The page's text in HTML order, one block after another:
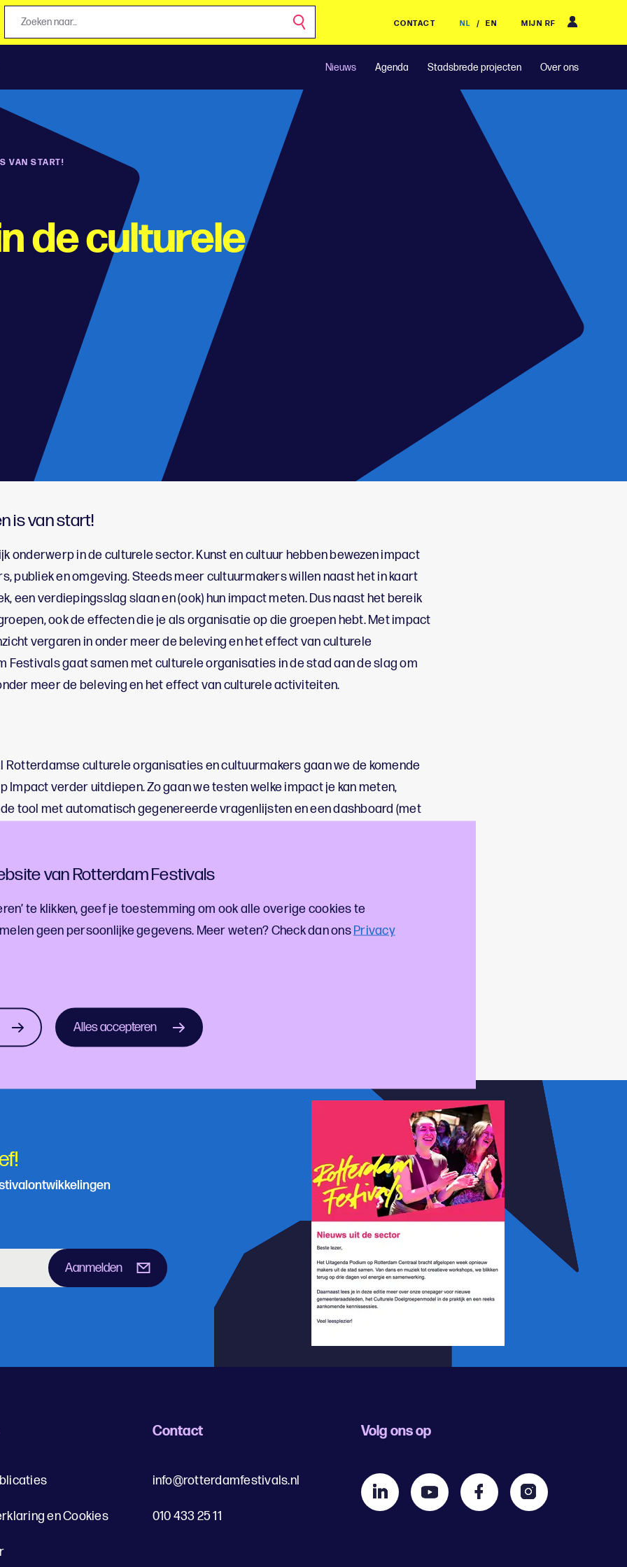
van Rotterdam Festivals
te klikken, geef je toestemming om ook alle overige cookies te
geen persoonlijke gegevens. Meer weten? Check dan onsPrivacy
Alles accepteren
CONTACT NL / EN MIJN RF
Nieuws Agenda Stadsbrede projecten Over ons
VAN START!
de culturele
is van start!
onderwerp in de culturele sector. Kunst en cultuur hebben bewezen impact
publiek en omgeving. Steeds meer cultuurmakers willen naast het in kaart
een verdiepingsslag slaan en (ook) hun impact meten. Dus naast het bereik
ook de effecten die je als organisatie op die groepen hebt. Met impact
vergaren in onder meer de beleving en het effect van culturele
Festivals gaat samen met culturele organisaties in de stad aan de slag om
meer de beleving en het effect van culturele activiteiten.
Rotterdamse culturele organisaties en cultuurmakers gaan we de komende
Impact verder uitdiepen. Zo gaan we testen welke impact je kan meten,
tool met automatisch gegenereerde vragenlijsten en een dashboard (met
Cigarboxhebben de handen ineengeslagen en een ontwikkeld Dashboard via
Impact meten
of culturele organisatie in Rotterdam en wil je meedoen of -denken? Laat het
Aanmelden
en Cookies
Contact
info@rotterdamfestivals.nl
010 433 25 11
Volg ons op